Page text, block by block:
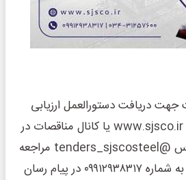
دریافت دستورالعمل ارزیابی
کیفی به آدرس اینترنتی www.sjsco.ir یا کانال مناقصات در
پیام رسان روبیکا به آدرس @tenders_sjscosteel مراجعه
و یا با ارسال درخواست به شماره ۰۹۹۱۲۹۳۸۳۱۷ در پیام رسان